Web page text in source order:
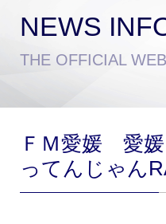
試合日程・結果
チケットを購入
NEWS
THE OFFICIAL
ＦＭ愛媛 愛
ってんじゃん